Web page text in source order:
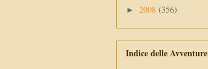
► 2008 (356)
Indice delle Avventure